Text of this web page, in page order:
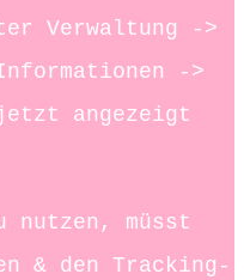
Verwaltung ->
->
angezeigt
nutzen, müsst
& den Tracking-